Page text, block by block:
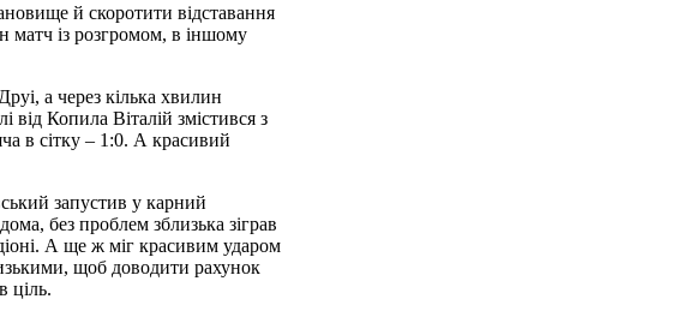
й скоротити відставання
матч із розгромом, в іншому
а через кілька хвилин
від Копила Віталій змістився з
в сітку – 1:0. А красивий
запустив у карний
без проблем зблизька зіграв
А ще ж міг красивим ударом
щоб доводити рахунок
ціль.